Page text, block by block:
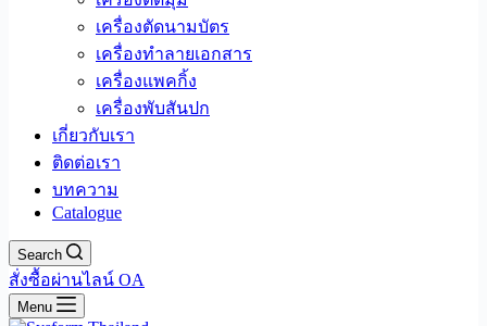
เครื่องตัดนามบัตร
เครื่องทำลายเอกสาร
เครื่องแพคกิ้ง
เครื่องพับสันปก
เกี่ยวกับเรา
ติดต่อเรา
บทความ
Catalogue
Search
สั่งซื้อผ่านไลน์ OA
Menu